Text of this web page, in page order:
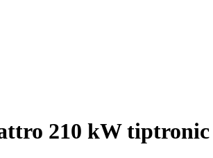
210 kW tiptronic